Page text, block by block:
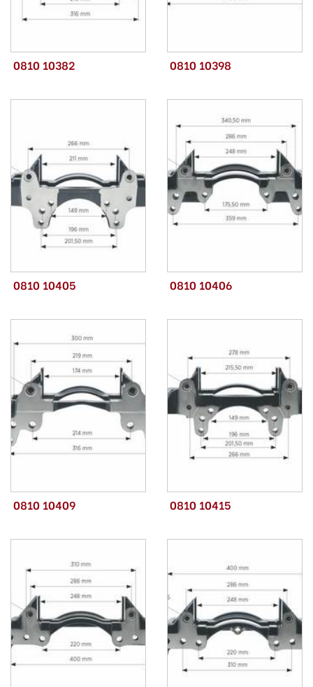
0810 10382 0810 10398
0810 10405 0810 10406
0810 10409 0810 10415